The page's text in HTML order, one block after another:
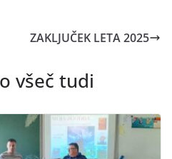
ZAKLJUČEK LETA 2025
všeč tudi